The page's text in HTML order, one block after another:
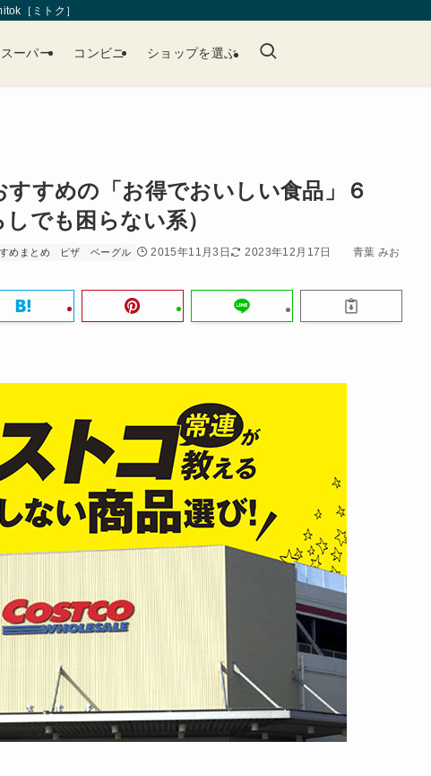
［ミトク］
ーパー コンビニ ショップを選ぶ
すすめの「お得でおいしい食品」６
でも困らない系）
めまとめ ピザ ベーグル 2015年11月3日 2023年12月17日 青葉 みお